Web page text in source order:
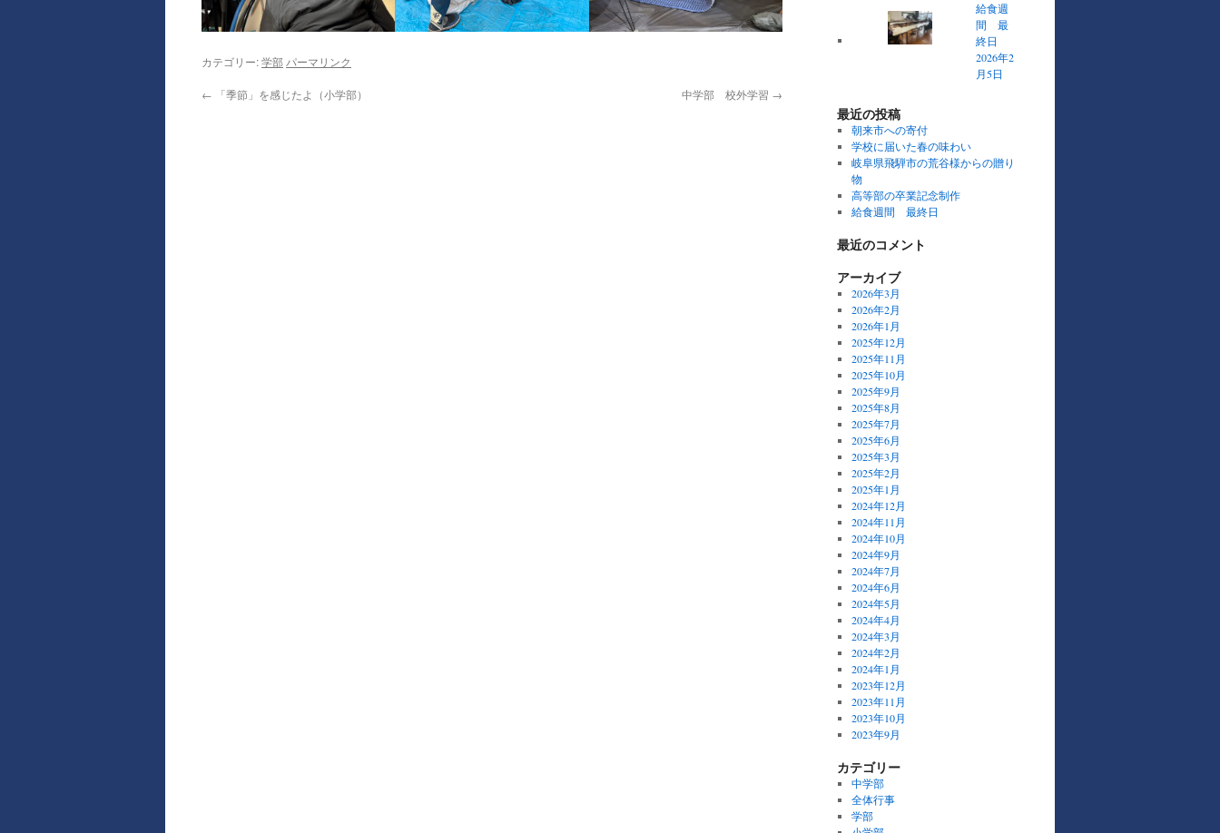
カテゴリー:学部 パーマリンク
← 「季節」を感じたよ（小学部） 中学部 校外学習 →
給食週
間 最
終日
2026年2
月5日
最近の投稿
朝来市への寄付
学校に届いた春の味わい
岐阜県飛騨市の荒谷様からの贈り
物
高等部の卒業記念制作
給食週間 最終日
最近のコメント
アーカイブ
2026年3月
2026年2月
2026年1月
2025年12月
2025年11月
2025年10月
2025年9月
2025年8月
2025年7月
2025年6月
2025年3月
2025年2月
2025年1月
2024年12月
2024年11月
2024年10月
2024年9月
2024年7月
2024年6月
2024年5月
2024年4月
2024年3月
2024年2月
2024年1月
2023年12月
2023年11月
2023年10月
2023年9月
カテゴリー
中学部
全体行事
学部